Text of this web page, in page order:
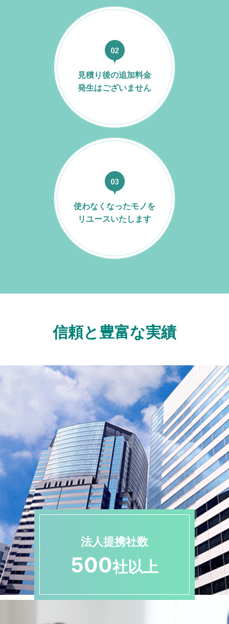
見積り後の追加料金
発生はございません
使わなくなったモノを
リユースいたします
信頼と豊富な実績
法人提携社数
500社以上